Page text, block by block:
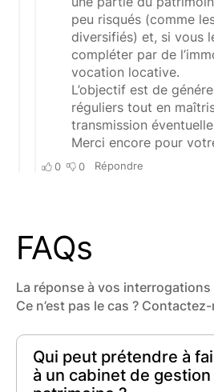
FAQs
La réponse à vos
Ce n’est pas le cas ?
Qui peut prétendre à
à un cabinet de gestion